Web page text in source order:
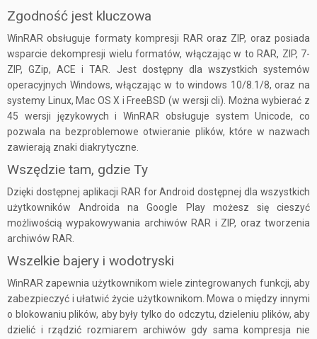
Zgodność jest kluczowa
WinRAR obsługuje formaty kompresji RAR oraz ZIP, oraz posiada
wsparcie dekompresji wielu formatów, włączając w to RAR, ZIP, 7-
ZIP, GZip, ACE i TAR. Jest dostępny dla wszystkich systemów
operacyjnych Windows, włączając w to windows 10/8.1/8, oraz na
systemy Linux, Mac OS X i FreeBSD (w wersji cli). Można wybierać z
45 wersji językowych i WinRAR obsługuje system Unicode, co
pozwala na bezproblemowe otwieranie plików, które w nazwach
zawierają znaki diakrytyczne.
Wszędzie tam, gdzie Ty
Dzięki dostępnej aplikacji RAR for Android dostępnej dla wszystkich
użytkowników Androida na Google Play możesz się cieszyć
możliwością wypakowywania archiwów RAR i ZIP, oraz tworzenia
archiwów RAR.
Wszelkie bajery i wodotryski
WinRAR zapewnia użytkownikom wiele zintegrowanych funkcji, aby
zabezpieczyć i ułatwić życie użytkownikom. Mowa o między innymi
o blokowaniu plików, aby były tylko do odczytu, dzieleniu plików, aby
dzielić i rządzić rozmiarem archiwów gdy sama kompresja nie